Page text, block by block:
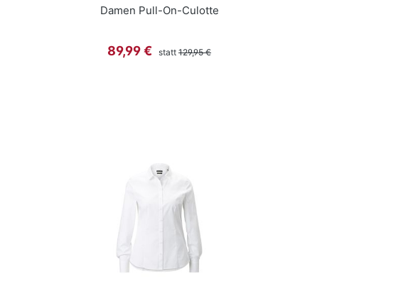
Damen Pull-On-Culotte
Verkaufspreis:
89,99 € statt Regulärer Preis:
129,95 €